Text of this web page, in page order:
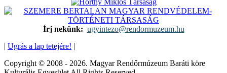
Írj nekünk: ugyintezo@rendormuzeum.hu
| Ugrás a lap tetejére! |
Copyright © 2008 - 2026. Magyar Rendőrmúzeum Baráti köre